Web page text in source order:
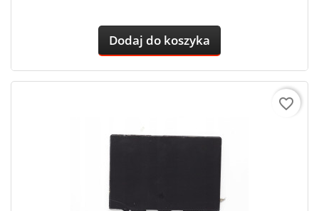
Dodaj do koszyka
favorite_border